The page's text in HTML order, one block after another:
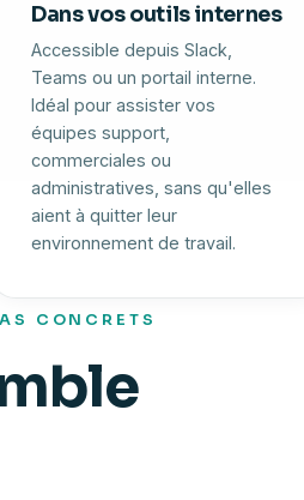
Dans vos outils internes
Accessible depuis Slack,
Teams ou un portail interne.
Idéal pour assister vos
équipes support,
commerciales ou
administratives, sans qu'elles
aient à quitter leur
environnement de travail.
CONCRETS